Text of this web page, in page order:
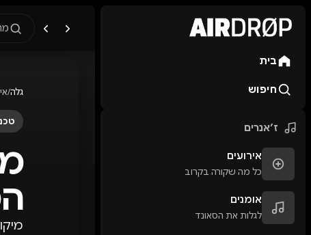
בית
חיפוש
ז׳אנרים
אירועים
כל מה שקורה בקרוב
אומנים
לגלות את הסאונד
גלה/🎶